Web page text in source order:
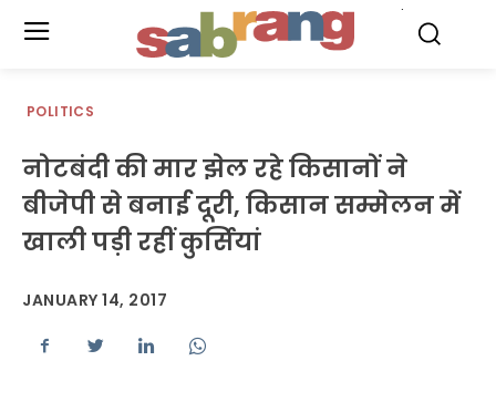
POLITICS
नोटबंदी की मार झेल रहे किसानों ने
बीजेपी से बनाई दूरी, किसान सम्मेलन में
खाली पड़ी रहीं कुर्सियां
JANUARY 14, 2017